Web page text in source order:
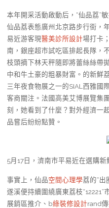
本年開采活動啟動后，“仙品荔”
仙品荔表態廣州北京路步行街，
易近游客現醫美診所設計場打卡
南，銀座超市試吃區排起長隊，
枝頭摘下林天秤隨即將蕾絲絲帶
中和牛土豪的粗暴財富。的新鮮
三年夜食物展之一的SIAL西雅國
客商關注。法國高美艾博展覽集
刻，她看到了什麼？對外經濟一
品嘗后紛紛點贊。
5月17日，濟南市平易近在選購
事實上，仙品空間心理學荔的“出
遂溪便持續圍繞廣東荔枝“12221”
展銷區推介、b綠裝修設計rand